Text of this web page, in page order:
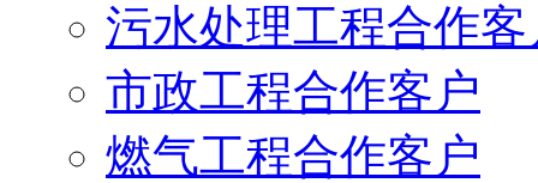
污水处理工程合作客
市政工程合作客户
燃气工程合作客户